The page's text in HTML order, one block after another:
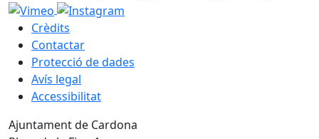
Crèdits
Contactar
Protecció de dades
Avís legal
Accessibilitat
Ajuntament de Cardona